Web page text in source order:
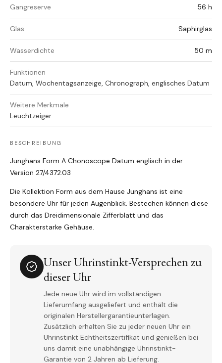
Gangreserve 56 h
Glas Saphirglas
Wasserdichte 50 m
Funktionen
Datum, Wochentagsanzeige, Chronograph, englisches Datum
Weitere Merkmale
Leuchtzeiger
BESCHREIBUNG
Junghans Form A Chonoscope Datum englisch in der
Version 27/4372.03
Die Kollektion Form aus dem Hause Junghans ist eine
besondere Uhr für jeden Augenblick. Bestechen können diese
durch das Dreidimensionale Zifferblatt und das
Charakterstarke Gehäuse.
Unser Uhrinstinkt-Versprechen zu
dieser Uhr
Jede neue Uhr wird im vollständigen
Lieferumfang ausgeliefert und enthält die
originalen Herstellergarantieunterlagen.
Zusätzlich erhalten Sie zu jeder neuen Uhr ein
Uhrinstinkt Echtheitszertifikat und genießen bei
uns damit eine unabhängige Uhrinstinkt-
Garantie von 2 Jahren ab Lieferung.